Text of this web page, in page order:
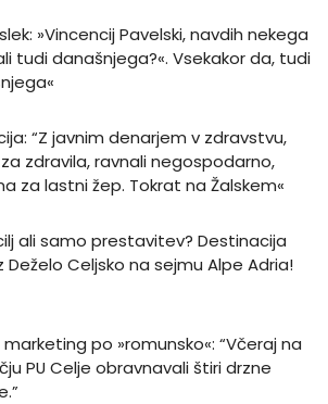
»Vincencij Pavelski, navdih nekega
tudi današnjega?«. Vsekakor da, tudi
“Z javnim denarjem v zdravstvu,
zdravila, ravnali negospodarno,
za lastni žep. Tokrat na Žalskem«
ali samo prestavitev? Destinacija
Deželo Celjsko na sejmu Alpe Adria!
marketing po »romunsko«: “Včeraj na
PU Celje obravnavali štiri drzne